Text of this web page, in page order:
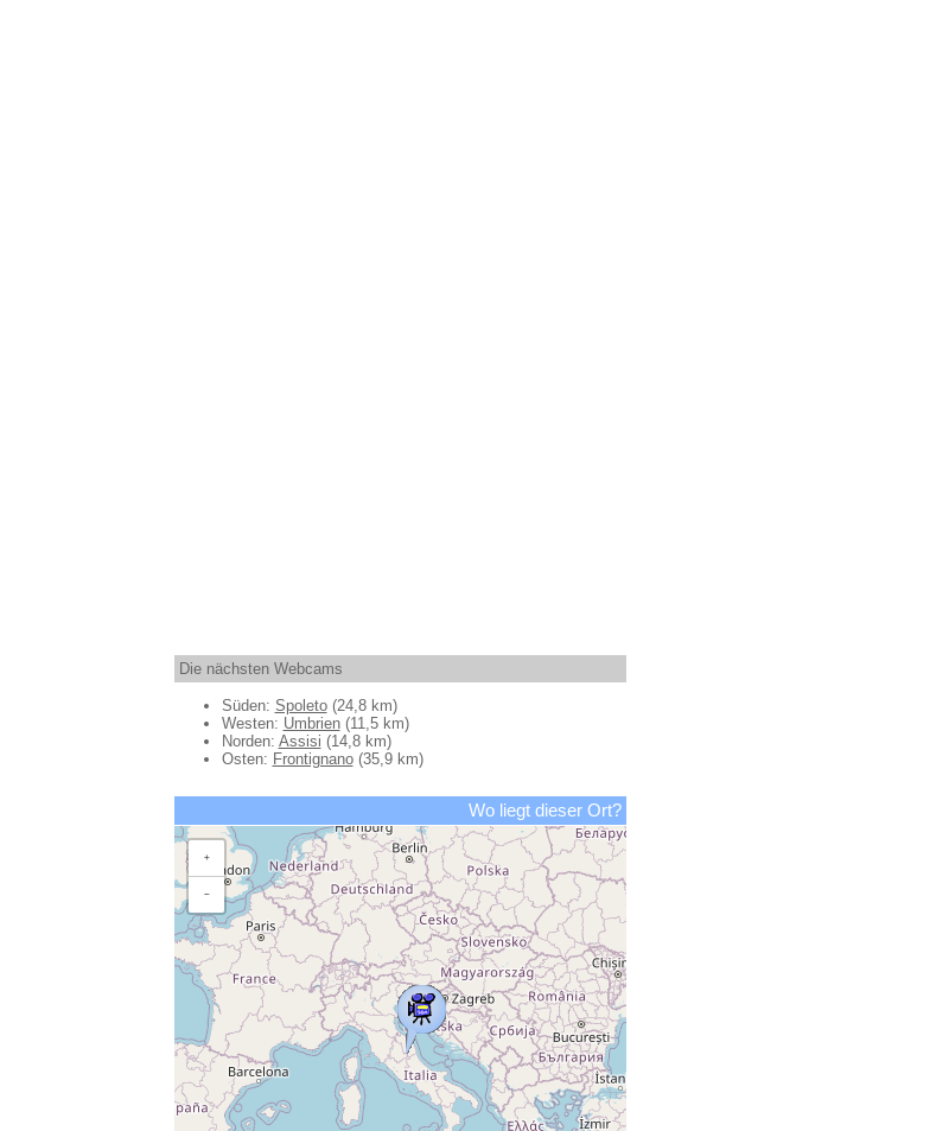
Die nächsten Webcams
Süden: Spoleto(24,8 km)
Westen: Umbrien(11,5 km)
Norden: Assisi (14,8 km)
Osten: Frontignano(35,9 km)
Wo liegt dieser Ort?
+
−